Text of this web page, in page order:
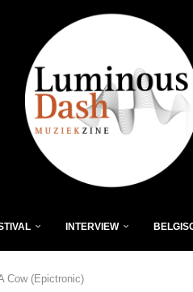
INTERVIEW
Cow (Epictronic)